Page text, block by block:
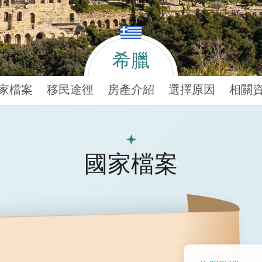
希臘
檔案 移民途徑 房產介紹 選擇原因 相關
國家檔案